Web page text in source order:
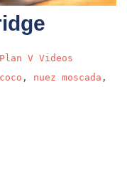
Plan V Videos
, nuez moscada ,